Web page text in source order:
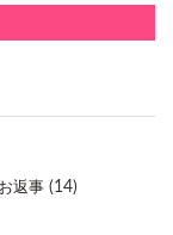
返事 (14)